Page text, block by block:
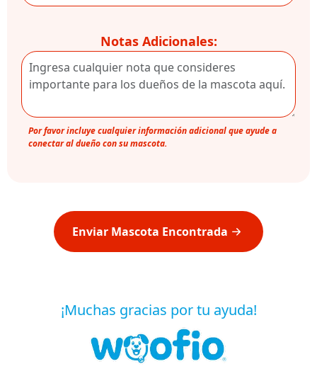
Notas Adicionales:
Por favor incluye cualquier información adicional que ayude a
conectar al dueño con su mascota.
Enviar Mascota Encontrada
¡Muchas gracias por tu ayuda!